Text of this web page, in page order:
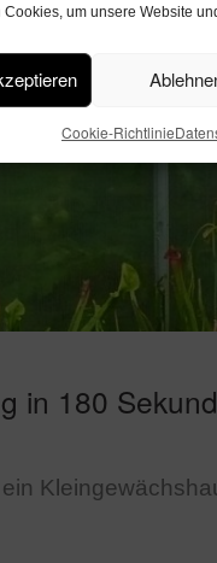
um unsere Website
Cookie-Richtlinie
in 180